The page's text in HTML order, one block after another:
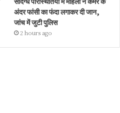
अंदर फांसी का फंदा लगाकर दी जान,
जांच में जुटी पुलिस
2 hours ago